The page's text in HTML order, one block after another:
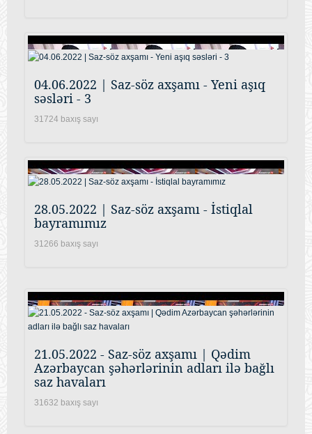
04.06.2022 | Saz-söz axşamı - Yeni aşıq
səsləri - 3
31724 baxış sayı
28.05.2022 | Saz-söz axşamı - İstiqlal
bayramımız
31266 baxış sayı
21.05.2022 - Saz-söz axşamı | Qədim
Azərbaycan şəhərlərinin adları ilə bağlı
saz havaları
31632 baxış sayı